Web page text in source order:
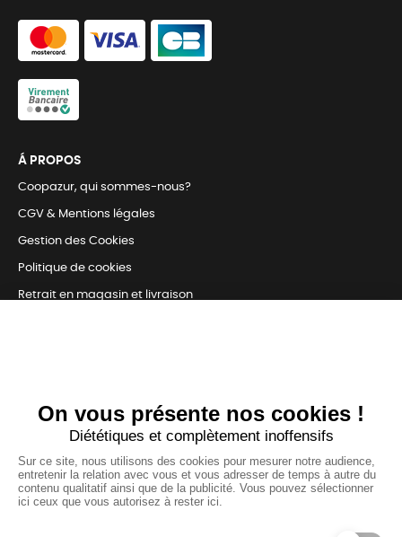
Á PROPOS
Coopazur, qui sommes-nous?
CGV & Mentions légales
Gestion des Cookies
Politique de cookies
Retrait en magasin et livraison
Nous sommes connectés
pour répondre à tous vos besoins
SUIVEZ-NOUS